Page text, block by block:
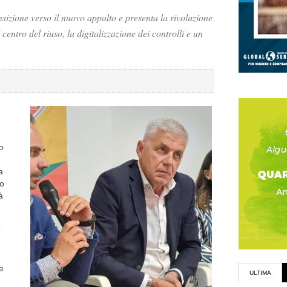
verso il nuovo appalto e presenta la rivoluzione
del riuso, la digitalizzazione dei controlli e un
ULTIMA